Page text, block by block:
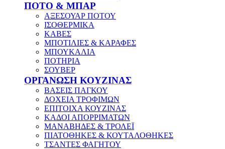
ΠΟΤΟ & ΜΠΑΡ
ΑΞΕΣΟΥΑΡ ΠΟΤΟΥ
ΙΣΟΘΕΡΜΙΚΑ
ΚΑΒΕΣ
ΜΠΟΤΙΛΙΕΣ & ΚΑΡΑΦΕΣ
ΜΠΟΥΚΑΛΙΑ
ΠΟΤΗΡΙΑ
ΣΟΥΒΕΡ
ΟΡΓΑΝΩΣΗ ΚΟΥΖΙΝΑΣ
ΒΑΣΕΙΣ ΠΑΓΚΟΥ
ΔΟΧΕΙΑ ΤΡΟΦΙΜΩΝ
ΕΠΙΤΟΙΧΑ ΚΟΥΖΙΝΑΣ
ΚΑΔΟΙ ΑΠΟΡΡΙΜΑΤΩΝ
ΜΑΝΑΒΗΔΕΣ & ΤΡΟΛΕΪ
ΠΙΑΤΟΘΗΚΕΣ & ΚΟΥΤΑΛΟΘΗΚΕΣ
ΤΣΑΝΤΕΣ ΦΑΓΗΤΟΥ